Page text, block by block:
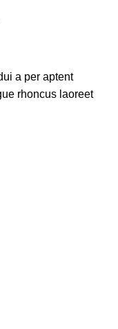
a per aptent
rhoncus laoreet